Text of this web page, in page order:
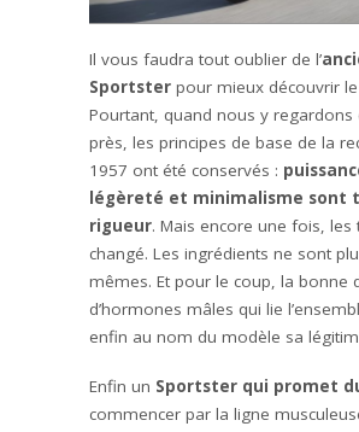
Il vous faudra tout oublier de l’
Sportster pour mieux découvrir
Pourtant, quand nous y regardons
près, les principes de base de la
1957 ont été conservés :
légèreté et minimalisme sont
rigueur. Mais encore une fois,
changé. Les ingrédients ne sont
mêmes. Et pour le coup, la bonne
d’hormones mâles qui lie
enfin au nom du modèle sa
Enfin un Sportster qui promet
commencer par la ligne